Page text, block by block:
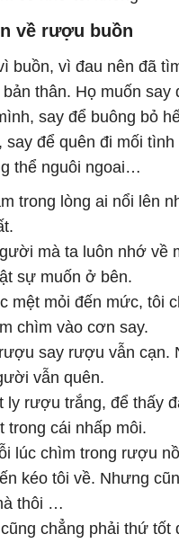
về rượu buồn
buồn, vì đau nên đã
thân. Họ muốn say
say để buông bỏ
say để quên đi mối
thể nguôi ngoai…
trong lòng ai nổi lên
mà ta luôn nhớ về
sự muốn ở bên.
mệt mỏi đến mức, tôi
chìm vào cơn say.
say rượu vẫn cạn.
vẫn quên.
ly rượu trắng, để thấy
trong cái nhấp môi.
lúc chìm trong rượu
kéo tôi về. Nhưng
thôi …
chẳng phải thứ tốt